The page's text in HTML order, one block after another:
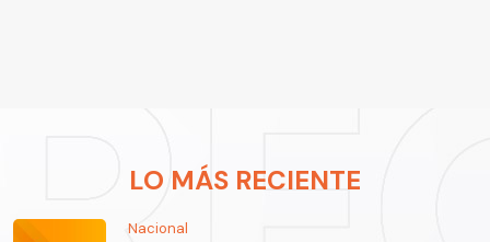
LO MÁS RECIENTE
Nacional